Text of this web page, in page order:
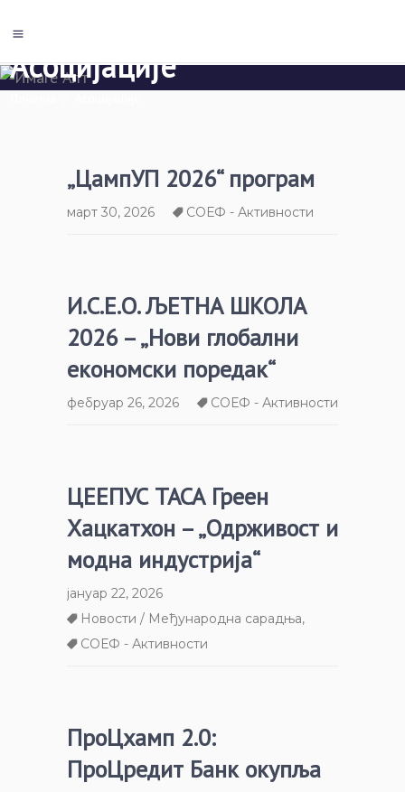
Асоцијације
„ЦампУП 2026“ програм
март 30, 2026 СОЕФ - Активности
И.С.Е.О. ЉЕТНА ШКОЛА
2026 – „Нови глобални
економски поредак“
фебруар 26, 2026 СОЕФ - Активности
ЦЕЕПУС ТАСА Греен
Хацкатхон – „Одрживост и
модна индустрија“
јануар 22, 2026
Новости / Међународна сарадња,
СОЕФ - Активности
ПроЦхамп 2.0:
ПроЦредит Банк окупља